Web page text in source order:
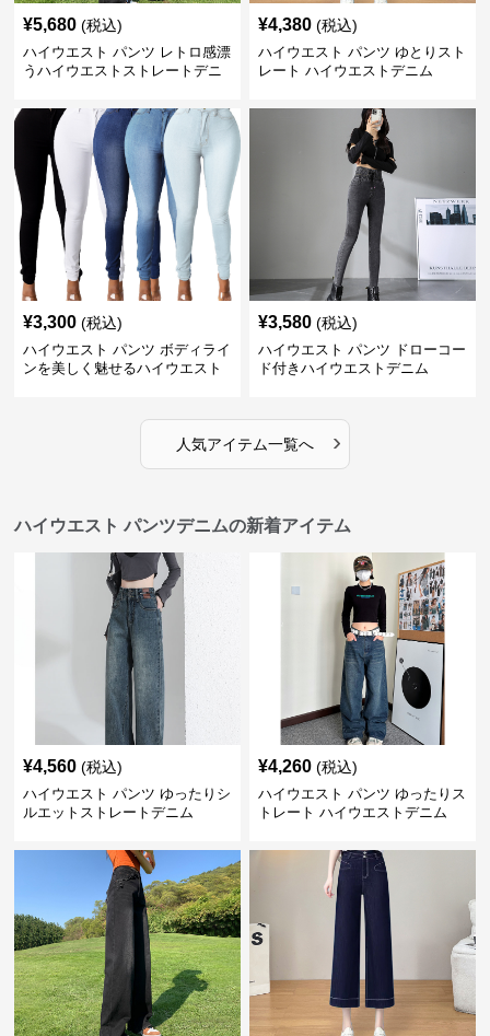
¥5,680 (税込)
ハイウエスト パンツ レトロ感漂
うハイウエストストレートデニ
¥4,380 (税込)
ハイウエスト パンツ ゆとりスト
レート ハイウエストデニム
¥3,300 (税込)
ハイウエスト パンツ ボディライ
ンを美しく魅せるハイウエスト
¥3,580 (税込)
ハイウエスト パンツ ドローコー
ド付きハイウエストデニム
人気アイテム一覧へ ›
ハイウエスト パンツデニムの新着アイテム
¥4,560 (税込)
ハイウエスト パンツ ゆったりシ
ルエットストレートデニム
¥4,260 (税込)
ハイウエスト パンツ ゆったりス
トレート ハイウエストデニム